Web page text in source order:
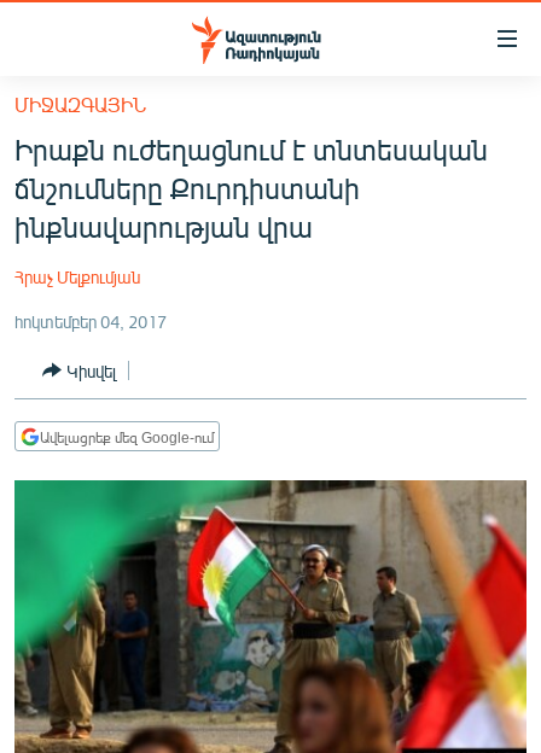
Մատչելիության
հիմնական
բովանդակությանը
Անցնել
հիմնական
մենյուին
ՀԱՅԱՍՏԱՆ
ՔԱՂԱՔԱԿԱՆ
ՏՆՏԵՍՈՒԹՅՈՒՆ
ՂԱՐԱԲԱՂ
ՏԱՐԱԾԱՇՐՋԱՆ
ՄԻՋԱԶԳԱՅԻՆ
ՄՇԱԿՈՒՅԹ
ՍՊՈՐՏ
ՄԵԿՆԱԲԱՆՈՒԹՅՈՒՆ
ՏՏ ԵՒ ԻՆՏԵՐՆԵՏ
ՄԻՋԱԶԳԱՅԻՆ
Իրաքն ուժեղացնում է տնտեսական
ճնշումները Քուրդիստանի
ինքնավարության վրա
Հրաչ Մելքումյան
հոկտեմբեր 04, 2017
Կիսվել
Ավելացրեք մեզ Google-ում